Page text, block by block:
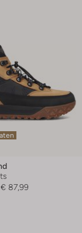
€ 87,99